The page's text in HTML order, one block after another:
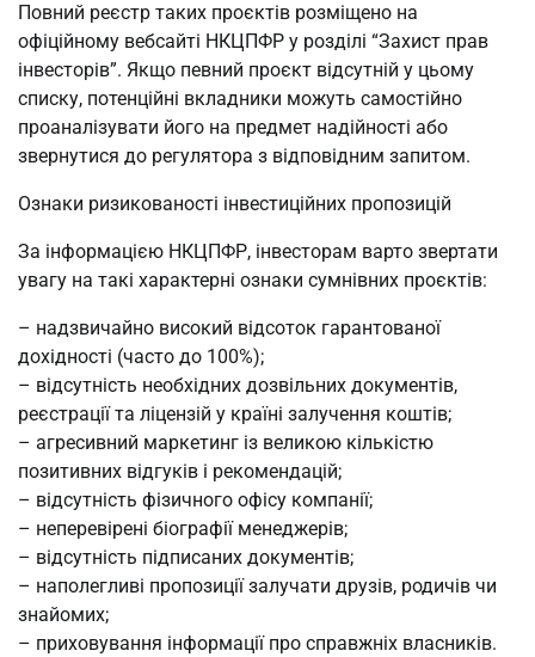
Повний реєстр таких проєктів розміщено на
офіційному вебсайті НКЦПФР у розділі “Захист прав
інвесторів”. Якщо певний проєкт відсутній у цьому
списку, потенційні вкладники можуть самостійно
проаналізувати його на предмет надійності або
звернутися до регулятора з відповідним запитом.
Ознаки ризикованості інвестиційних пропозицій
За інформацією НКЦПФР, інвесторам варто звертати
увагу на такі характерні ознаки сумнівних проєктів:
– надзвичайно високий відсоток гарантованої
дохідності (часто до 100%);
– відсутність необхідних дозвільних документів,
реєстрації та ліцензій у країні залучення коштів;
– агресивний маркетинг із великою кількістю
позитивних відгуків і рекомендацій;
– відсутність фізичного офісу компанії;
– неперевірені біографії менеджерів;
– відсутність підписаних документів;
– наполегливі пропозиції залучати друзів, родичів чи
знайомих;
– приховування інформації про справжніх власників.